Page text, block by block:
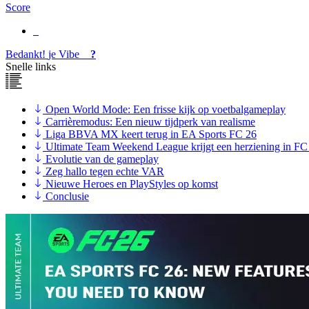
Score
Bedankt! je Vibe
?
Snelle links
Open World Mode: Een frisse kijk op voetbalgameplay
Carrièremodus: Een nieuw tijdperk van realisme
Liga BBVA MX keert terug in EA Sports FC 26
Ultimate Team Weekend League krijgt een herziening in
Evolutie van de gameplay
Zeg hallo tegen echte VAR
Nieuwe Heroes en PlayStyles op komst
Conclusie